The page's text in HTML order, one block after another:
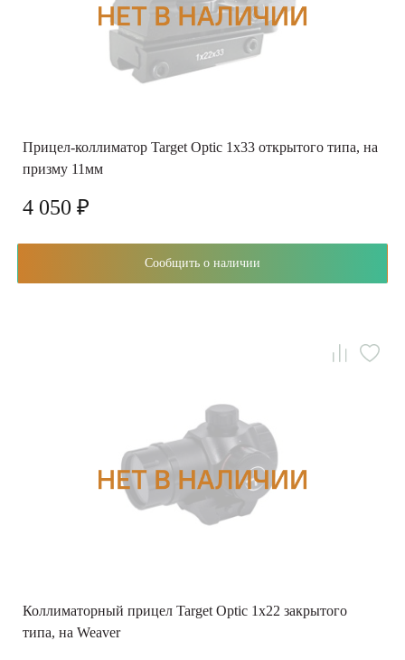
Прицел-коллиматор Target Optic 1x33 открытого типа, на
призму 11мм
4 050 ₽
Сообщить о наличии
Коллиматорный прицел Target Optic 1х22 закрытого
типа, на Weaver